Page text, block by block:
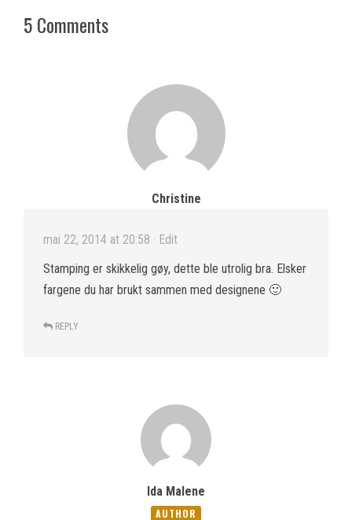
5 Comments
Christine
mai 22, 2014 at 20:58 · Edit
Stamping er skikkelig gøy, dette ble utrolig bra. Elsker
fargene du har brukt sammen med designene 🙂
REPLY
Ida Malene
AUTHOR